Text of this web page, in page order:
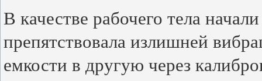
В качестве рабочего тела
препятствовала излишней
емкости в другую через